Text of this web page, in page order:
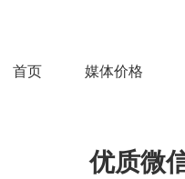
首页 媒体价格
优质微